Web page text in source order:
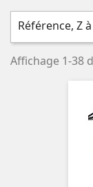
Référence, Z
Affichage 1-38